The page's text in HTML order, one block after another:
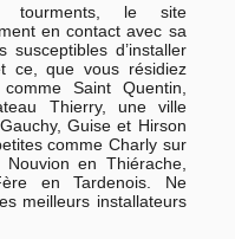
le site
en contact avec sa
susceptibles d’installer
ce, que vous résidiez
Saint Quentin,
Thierry, une ville
Guise et Hirson
comme Charly sur
en Thiérache,
en Tardenois. Ne
meilleurs installateurs